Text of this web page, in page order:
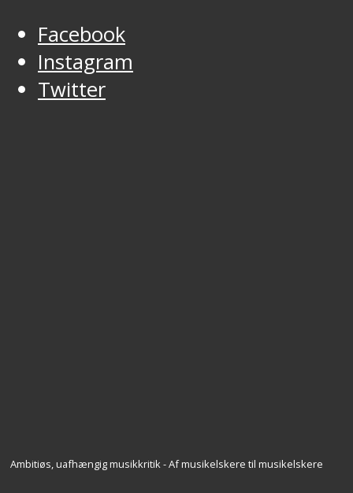
Facebook
Instagram
Twitter
Ambitiøs, uafhængig musikkritik - Af musikelskere til musikelskere